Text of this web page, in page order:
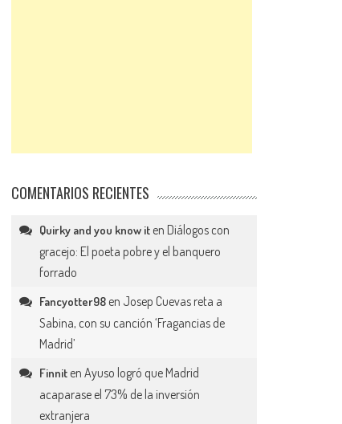
COMENTARIOS RECIENTES
Quirky and you know it en Diálogos con
gracejo: El poeta pobre y el banquero
forrado
Fancyotter98 en Josep Cuevas reta a
Sabina, con su canción ‘Fragancias de
Madrid’
Finnit enAyuso logró que Madrid
acaparase el 73% de la inversión
extranjera